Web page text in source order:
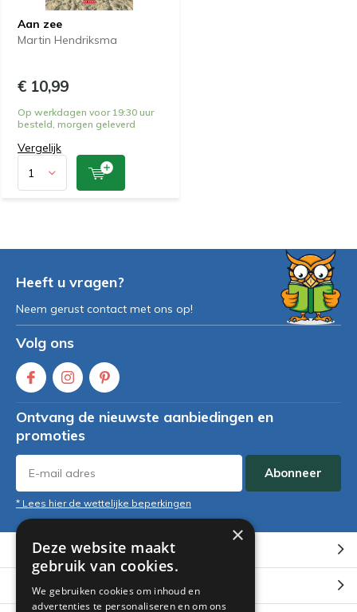
Aan zee
Martin Hendriksma
€ 10,99
Op werkdagen voor 19:30 uur
besteld, morgen geleverd
Vergelijk
Heeft u vragen?
Neem gerust contact met ons op!
Volg ons
Ontvang de nieuwste aanbiedingen en
promoties
Abonneer
* Lees hier de wettelijke beperkingen
Klantenservice
Mijn account
×
Deze website maakt
gebruik van cookies.
We gebruiken cookies om inhoud en
advertenties te personaliseren en om ons